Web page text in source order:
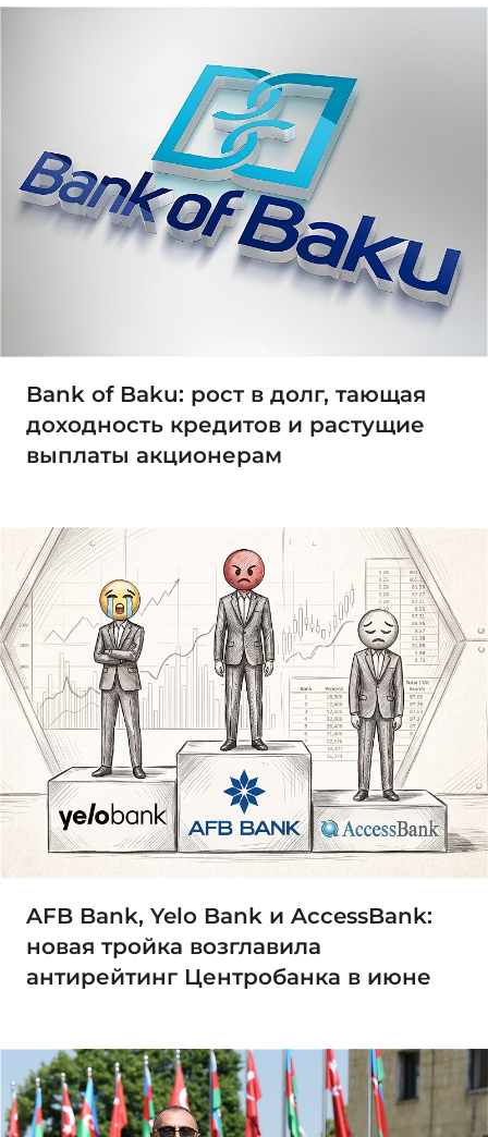
Bank of Baku: рост в долг, тающая
доходность кредитов и растущие
выплаты акционерам
AFB Bank, Yelo Bank и AccessBank:
новая тройка возглавила
антирейтинг Центробанка в июне